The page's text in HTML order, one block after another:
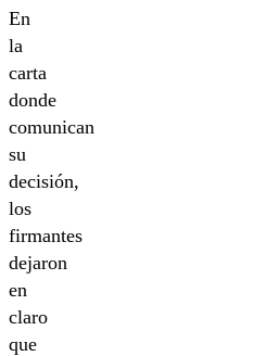
En
la
carta
donde
comunican
su
decisión,
los
firmantes
dejaron
en
claro
que